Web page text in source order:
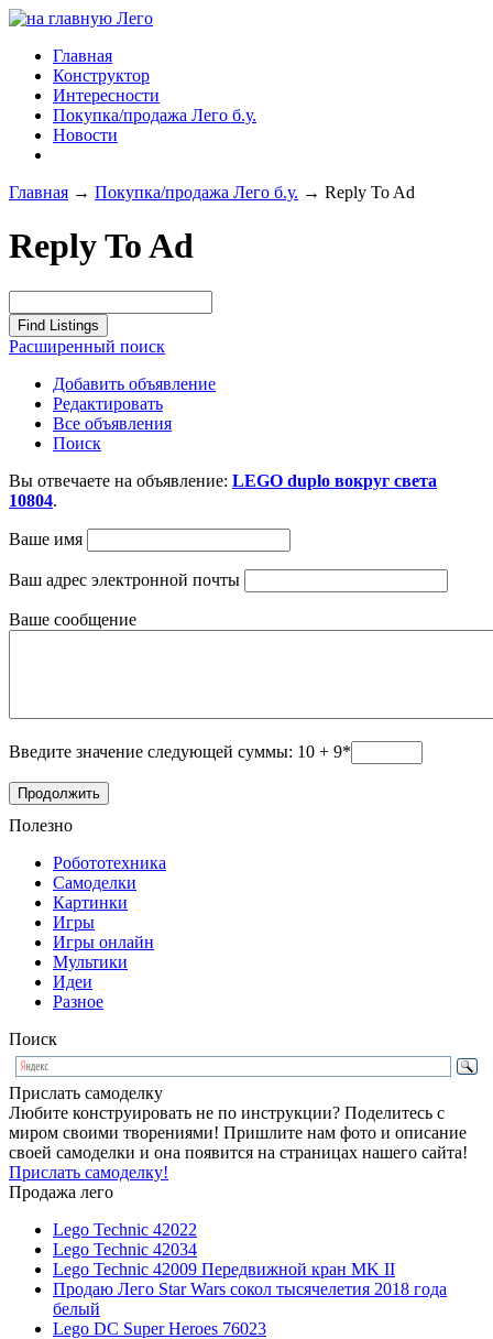
Главная
Конструктор
Интересности
Покупка/продажа Лего б.у.
Новости
Главная → Покупка/продажа Лего б.у. → Reply To Ad
Reply To Ad
Расширенный поиск
Добавить объявление
Редактировать
Все объявления
Поиск
Вы отвечаете на объявление: LEGO duplo вокруг света
10804.
Ваше имя
Ваш адрес электронной почты
Ваше сообщение
Введите значение следующей суммы: 10 + 9*
Полезно
Робототехника
Самоделки
Картинки
Игры
Игры онлайн
Мультики
Идеи
Разное
Поиск
Прислать самоделку
Любите конструировать не по инструкции? Поделитесь с
миром своими творениями! Пришлите нам фото и описание
своей самоделки и она появится на страницах нашего сайта!
Прислать самоделку!
Продажа лего
Lego Technic 42022
Lego Technic 42034
Lego Technic 42009 Передвижной кран MK II
Продаю Лего Star Wars сокол тысячелетия 2018 года
белый
Lego DC Super Heroes 76023